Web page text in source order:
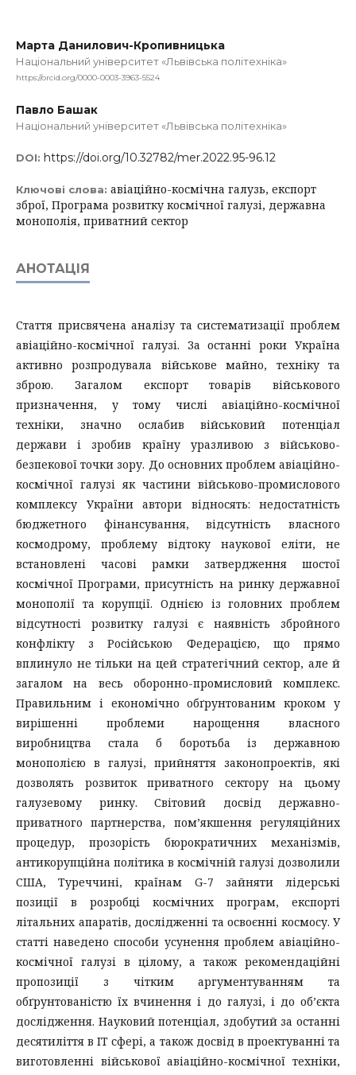
Марта Данилович-Кропивницька
Національний університет «Львівська політехніка»
https://orcid.org/0000-0003-3963-5524
Павло Башак
Національний університет «Львівська політехніка»
DOI: https://doi.org/10.32782/mer.2022.95-96.12
Ключові слова: авіаційно-космічна галузь, експорт
зброї, Програма розвитку космічної галузі, державна
монополія, приватний сектор
АНОТАЦІЯ
Стаття присвячена аналізу та систематизації проблем
авіаційно-космічної галузі. За останні роки Україна
активно розпродувала військове майно, техніку та
зброю. Загалом експорт товарів військового
призначення, у тому числі авіаційно-космічної
техніки, значно ослабив військовий потенціал
держави і зробив країну уразливою з військово-
безпекової точки зору. До основних проблем авіаційно-
космічної галузі як частини військово-промислового
комплексу України автори відносять: недостатність
бюджетного фінансування, відсутність власного
космодрому, проблему відтоку наукової еліти, не
встановлені часові рамки затвердження шостої
космічної Програми, присутність на ринку державної
монополії та корупції. Однією із головних проблем
відсутності розвитку галузі є наявність збройного
конфлікту з Російською Федерацією, що прямо
вплинуло не тільки на цей стратегічний сектор, але й
загалом на весь оборонно-промисловий комплекс.
Правильним і економічно обґрунтованим кроком у
вирішенні проблеми нарощення власного
виробництва стала б боротьба із державною
монополією в галузі, прийняття законопроектів, які
дозволять розвиток приватного сектору на цьому
галузевому ринку. Світовий досвід державно-
приватного партнерства, пом’якшення регуляційних
процедур, прозорість бюрократичних механізмів,
антикорупційна політика в космічній галузі дозволили
США, Туреччині, країнам G-7 зайняти лідерські
позиції в розробці космічних програм, експорті
літальних апаратів, дослідженні та освоєнні космосу. У
статті наведено способи усунення проблем авіаційно-
космічної галузі в цілому, а також рекомендаційні
пропозиції з чітким аргументуванням та
обґрунтованістю їх вчинення і до галузі, і до об’єкта
дослідження. Науковий потенціал, здобутий за останні
десятиліття в ІТ сфері, а також досвід в проектуванні та
виготовленні військової авіаційно-космічної техніки,